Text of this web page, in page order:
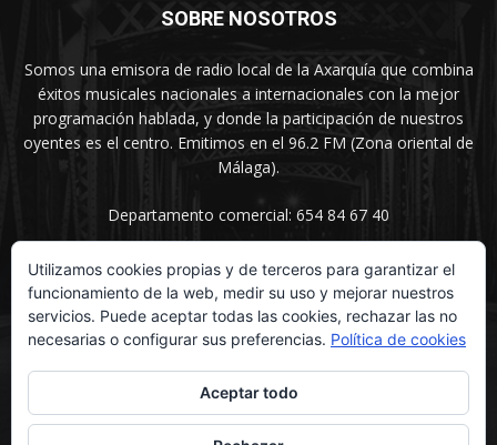
SOBRE NOSOTROS
Somos una emisora de radio local de la Axarquía que combina
éxitos musicales nacionales a internacionales con la mejor
programación hablada, y donde la participación de nuestros
oyentes es el centro. Emitimos en el 96.2 FM (Zona oriental de
Málaga).
Departamento comercial: 654 84 67 40
SÍGUENOS
Utilizamos cookies propias y de terceros para garantizar el
funcionamiento de la web, medir su uso y mejorar nuestros
servicios. Puede aceptar todas las cookies, rechazar las no
necesarias o configurar sus preferencias. Política de cookies
Aceptar todo